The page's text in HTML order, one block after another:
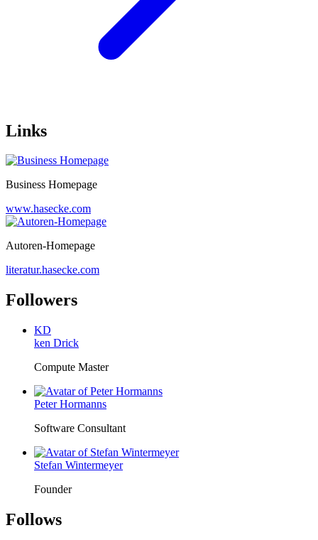
Links
Business Homepage
www.hasecke.com
Autoren-Homepage
literatur.hasecke.com
Followers
KD
ken Drick
Compute Master
Peter Hormanns
Software Consultant
Stefan Wintermeyer
Founder
Follows